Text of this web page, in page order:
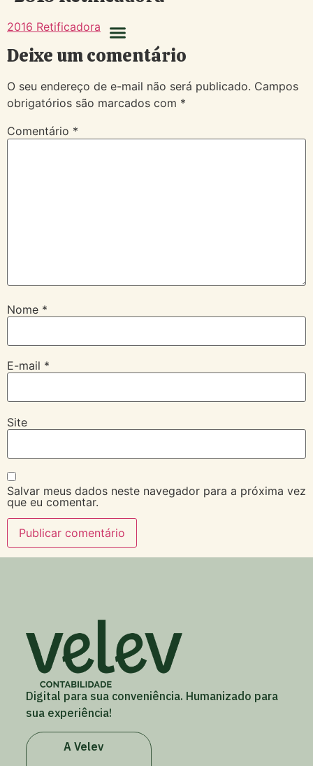
2016 Retificadora
Deixe um comentário
O seu endereço de e-mail não será publicado. Campos
obrigatórios são marcados com *
Comentário *
Nome *
E-mail *
Site
Salvar meus dados neste navegador para a próxima vez
que eu comentar.
Digital para sua conveniência. Humanizado para
sua experiência!
A Velev